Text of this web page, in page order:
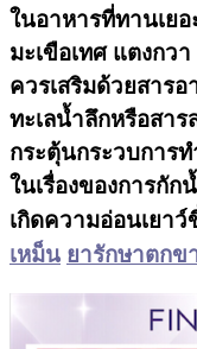
ในอาหารที่ทานเย
มะเขือเทศ แตงกว
ควรเสริมด้วยสาร
ทะเลน้ำลึกหรือสา
กระตุ้นกระวบการ
ในเรื่องของการกั
เกิดความอ่อนเยา
เหม็น ยารักษาตกข